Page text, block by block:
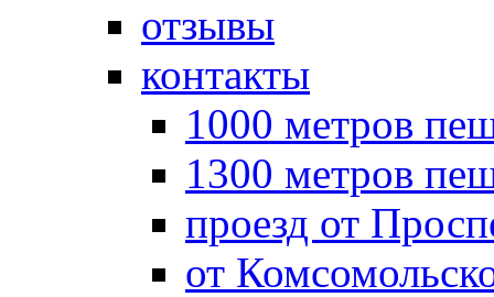
отзывы
контакты
1000 метров
1300 метров
проезд от
от